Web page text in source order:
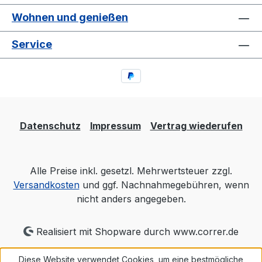
Wohnen und genießen
Service
Datenschutz Impressum Vertrag wiederufen
Alle Preise inkl. gesetzl. Mehrwertsteuer zzgl.
Versandkostenund ggf. Nachnahmegebühren, wenn
nicht anders angegeben.
Realisiert mit Shopware durch www.correr.de
Diese Website verwendet Cookies, um eine bestmögliche